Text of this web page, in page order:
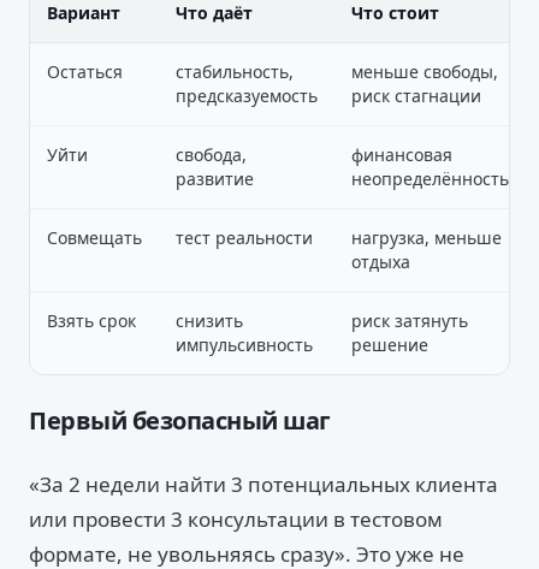
Вариант Что даёт Что стоит
Остаться
стабильность,
предсказуемость
меньше свободы,
риск стагнации
Уйти
свобода,
развитие
финансовая
неопределённость
Совмещать тест реальности
нагрузка, меньше
отдыха
Взять срок
снизить
импульсивность
риск затянуть
решение
Первый безопасный шаг
«За 2 недели найти 3 потенциальных клиента
или провести 3 консультации в тестовом
формате, не увольняясь сразу». Это уже не